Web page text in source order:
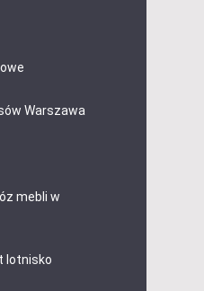
Warszawa
mebli w
lotnisko